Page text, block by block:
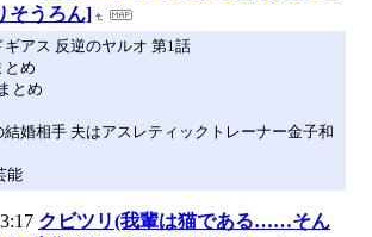
そうろん]
ギアス 反逆のヤルオ 第1話
とめ
とめ
婚相手 夫はアスレティックトレーナー金子和
能
クビツリ(我輩は猫である……そん